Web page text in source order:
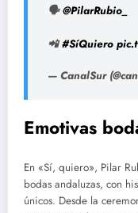
🗣@PilarRubio_
📲#SíQuiero
— CanalSur
Emotivas
En «Sí, quiero», Pilar
bodas andaluzas, con
únicos. Desde la